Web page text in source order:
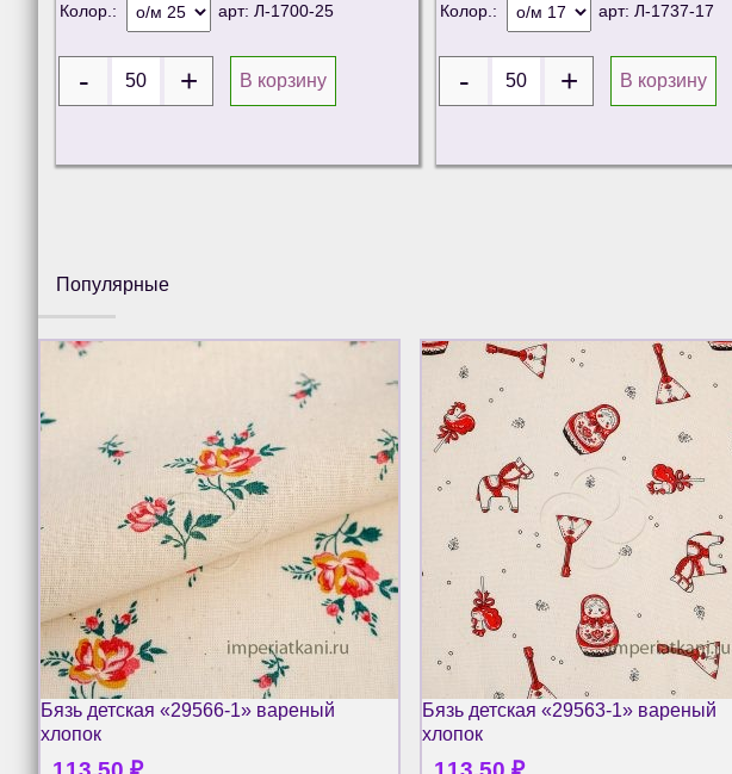
Колор.: арт: Л-1700-25
В корзину
Колор.: арт: Л-1737-17
В корзину
Популярные
Бязь детская «29566-1» вареный
хлопок
Бязь детская «29563-1» вареный
хлопок